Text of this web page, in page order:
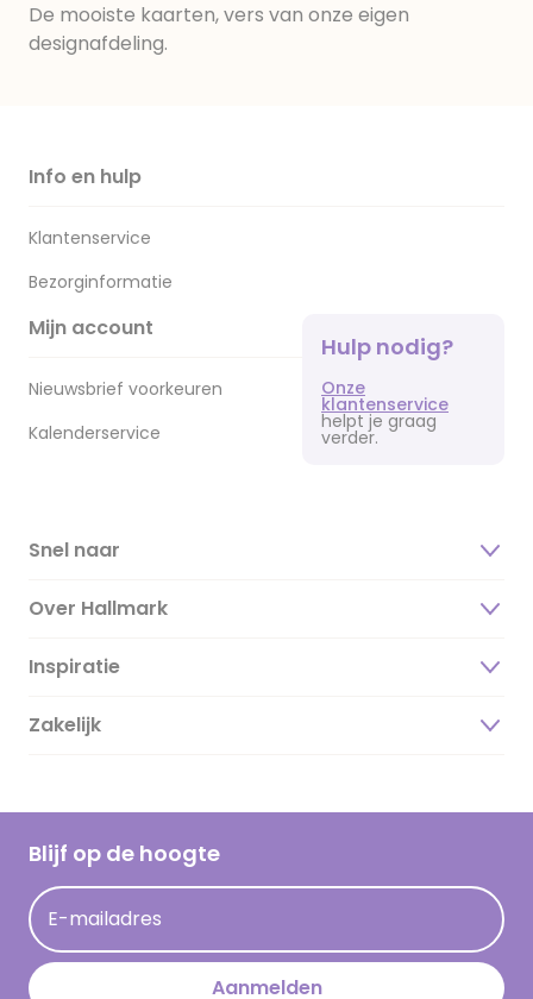
De mooiste kaarten, vers van onze eigen
designafdeling.
Info en hulp
Klantenservice
Bezorginformatie
Mijn account
Nieuwsbrief voorkeuren
Kalenderservice
Hulp nodig?
Onze
klantenservice
helpt je graag
verder.
Snel naar
Over Hallmark
Over ons
Duurzaamheid
Hallmark Kaartclub
Acties
Persberichten
Hallmark en Kinderpostzegels
Inspiratie
Magazine
Cadeau inspiratie
Kaartinspiratie
Zakelijk
Blijf op de hoogte
E-mailadres
Aanmelden